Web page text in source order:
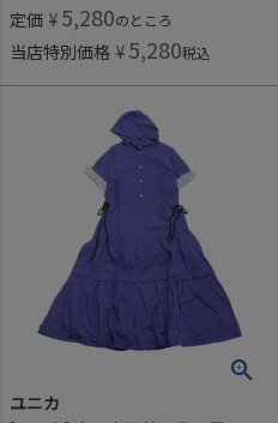
定価 ¥ 5,280のところ
当店特別価格 ¥ 5,280税込
ユニカ